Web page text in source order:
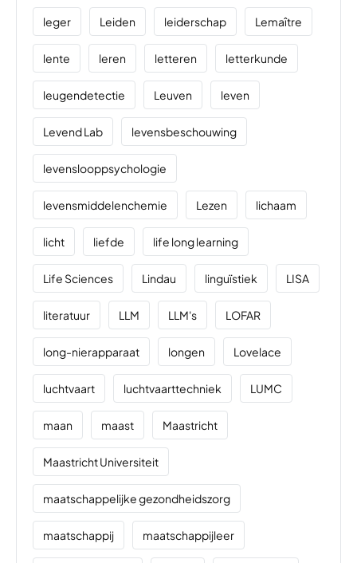
leger Leiden leiderschap Lemaître
lente leren letteren letterkunde
leugendetectie Leuven leven
Levend Lab levensbeschouwing
levenslooppsychologie
levensmiddelenchemie Lezen lichaam
licht liefde life long learning
Life Sciences Lindau linguïstiek LISA
literatuur LLM LLM's LOFAR
long-nierapparaat longen Lovelace
luchtvaart luchtvaarttechniek LUMC
maan maast Maastricht
Maastricht Universiteit
maatschappelijke gezondheidszorg
maatschappij maatschappijleer